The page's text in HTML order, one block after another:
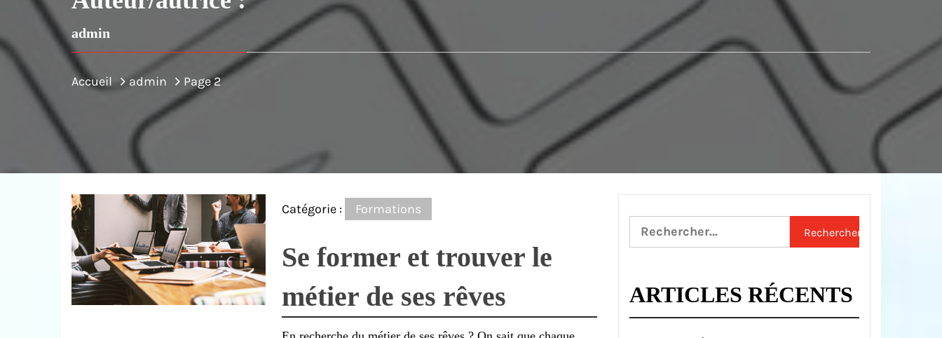
admin
Accueil admin Page 2
Catégorie : Formations
Se former et trouver le
métier de ses rêves
Rechercher :
ARTICLES RÉCENTS